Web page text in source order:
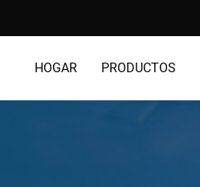
HOGAR PRODUCTOS